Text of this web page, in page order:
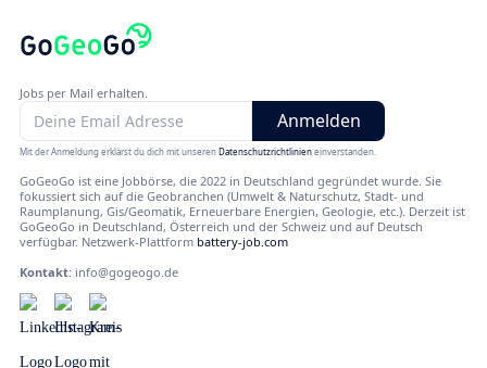
Jobs per Mail erhalten.
Mit der Anmeldung erklärst du dich mit unserenDatenschutzrichtlinieneinverstanden.
GoGeoGo ist eine Jobbörse, die 2022 in Deutschland gegründet wurde. Sie
fokussiert sich auf die Geobranchen (Umwelt & Naturschutz, Stadt- und
Raumplanung, Gis/Geomatik, Erneuerbare Energien, Geologie, etc.). Derzeit ist
GoGeoGo in Deutschland, Österreich und der Schweiz und auf Deutsch
verfügbar. Netzwerk-Plattform battery-job.com
Kontakt: info@gogeogo.de